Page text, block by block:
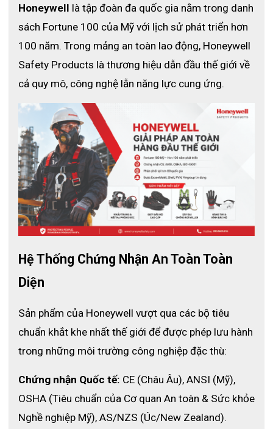
– Chất liệu:Westex Ultrasoft, dòng vải chống cháy cao
cấp, mềm mại, thoáng khí, đảm bảo sự dễ chịu khi sử
dụng trong thời gian dài.
– Khả năng bảo vệ hồ quang điện đạt13.5 Cal/cm², đáp
ứng tiêu chuẩn cho môi trường có nguy cơ hồ quang ở
mức vừa.
–
Thiết kế liền thân giúp tối ưu khả năng bảo vệ toàn diện
cho cơ thể người lao động.
–
Đường may chắc chắn, bền bỉ, phù hợp cho các hoạt
động làm việc cường độ cao.
– Sản phẩm thuộc nhómPPE CAT 2, phù hợp tiêu chuẩn
an toàn dành cho môi trường điện năng có rủi ro vừa
phải.
Honeywell là tập đoàn đa quốc gia nằm trong danh
sách Fortune 100 của Mỹ với lịch sử phát triển hơn
100 năm. Trong mảng an toàn lao động, Honeywell
Safety Products là thương hiệu dẫn đầu thế giới về
cả quy mô, công nghệ lẫn năng lực cung ứng.
Hệ Thống Chứng Nhận An Toàn Toàn
Diện
Sản phẩm của Honeywell vượt qua các bộ tiêu
chuẩn khắt khe nhất thế giới để được phép lưu hành
trong những môi trường công nghiệp đặc thù:
Chứng nhận Quốc tế: CE (Châu Âu), ANSI (Mỹ),
OSHA (Tiêu chuẩn của Cơ quan An toàn & Sức khỏe
Nghề nghiệp Mỹ), AS/NZS (Úc/New Zealand).